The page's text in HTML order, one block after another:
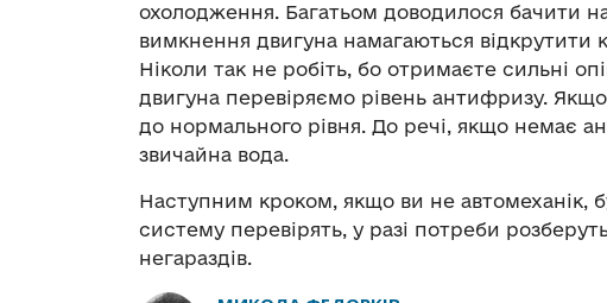
охолодження. Багатьом доводилося бачити на
вимкнення двигуна намагаються
Ніколи так не робіть, бо отримаєте сильні
двигуна перевіряємо рівень антифризу.
до нормального рівня. До речі, якщо немає
звичайна вода.
Наступним кроком, якщо ви не автомеханік,
систему перевірять, у разі потреби
негараздів.